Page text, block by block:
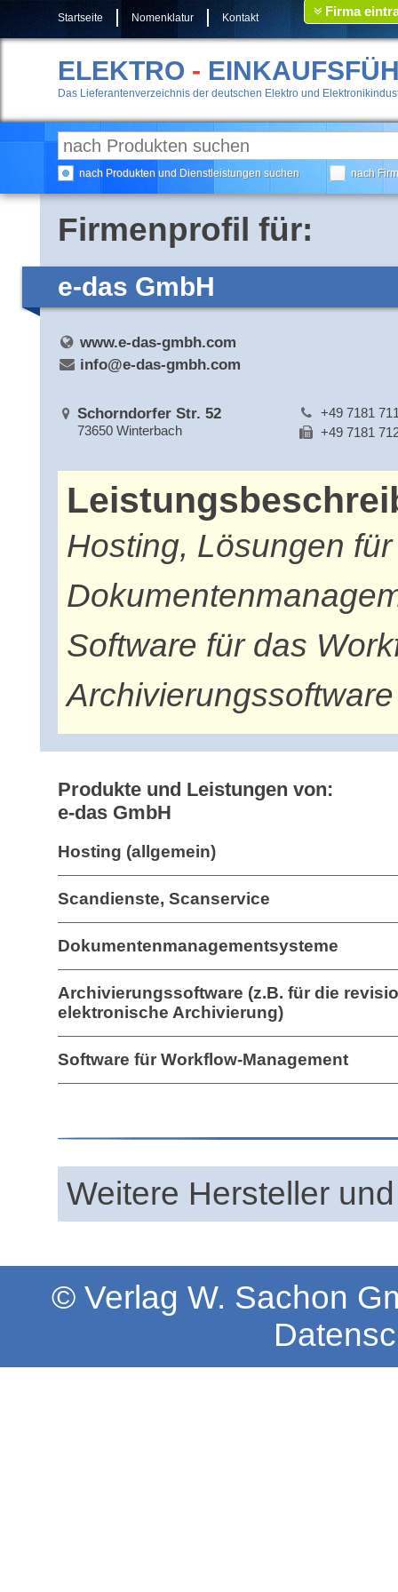
Startseite Nomenklatur Kontakt Firma
ELEKTRO -
Das Lieferantenverzeichnis der deutschen Elektro und
nach Produkten und Dienstleistungen suchen nach
Firmenprofil für:
e-das GmbH
www.e-das-gmbh.com
info@e-das-gmbh.com
Schorndorfer Str. 52
73650 Winterbach
+49 7181
+49 7181
Hosting, Lösungen
Software für das
Archivierungssoftware
Produkte und Leistungen von:
e-das GmbH
Hosting (allgemein)
Scandienste, Scanservice
Dokumentenmanagementsysteme
Archivierungssoftware (z.B. für die
elektronische Archivierung)
Software für Workflow-Management
Weitere Hersteller
© Verlag W. Sachon